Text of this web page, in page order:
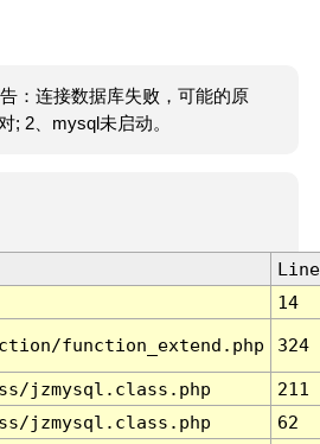
：连接数据库失败，可能的原
; 2、mysql未启动。
Line
14
function_extend.php 324
jzmysql.class.php
211
jzmysql.class.php
62